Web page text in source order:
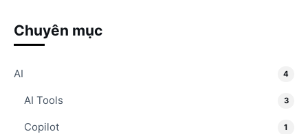
Chuyên mục
AI 4
AI Tools 3
Copilot 1